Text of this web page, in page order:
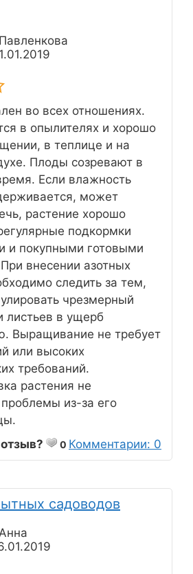
во всех отношениях.
в опылителях и хорошо
в теплице и на
Плоды созревают в
Если влажность
может
растение хорошо
подкормки
и покупными готовыми
внесении азотных
следить за тем,
чрезмерный
листьев в ущерб
Выращивание не требует
или высоких
требований.
растения не
из-за его
0 Комментарии: 0
садоводов